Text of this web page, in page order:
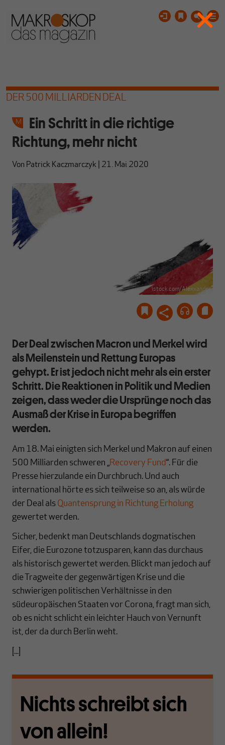
DER 500 MILLIARDEN DEAL
Ein Schritt in die richtige
Richtung, mehr nicht
Von Patrick Kaczmarczyk 21. Mai 2020
istock.com/Alexxander
Der Deal zwischen Macron und Merkel wird
als Meilenstein und Rettung Europas
gehypt. Er ist jedoch nicht mehr als ein erster
Schritt. Die Reaktionen in Politik und Medien
zeigen, dass weder die Ursprünge noch das
Ausmaß der Krise in Europa begriffen
werden.
Am 18. Mai einigten sich Merkel und Makron auf einen
500 Milliarden schweren „Recovery Fund“. Für die
Presse hierzulande ein Durchbruch. Und auch
international hörte es sich teilweise so an, als würde
der Deal als Quantensprung in Richtung Erholung
gewertet werden.
Sicher, bedenkt man Deutschlands dogmatischen
Eifer, die Eurozone totzusparen, kann das durchaus
als historisch gewertet werden. Blickt man jedoch auf
die Tragweite der gegenwärtigen Krise und die
schwierigen politischen Verhältnisse in den
südeuropäischen Staaten vor Corona, fragt man sich,
ob es nicht schlicht ein leichter Hauch von Vernunft
ist, der da durch Berlin weht.
[...]
Nichts schreibt sich
von allein!